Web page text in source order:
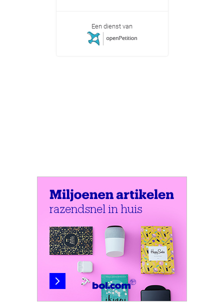
Een dienst van